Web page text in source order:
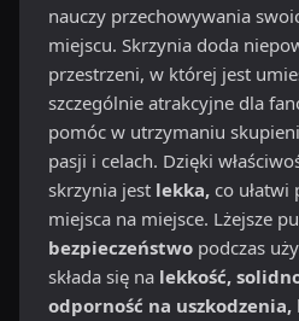
nauczy przechowywania
miejscu. Skrzynia doda
przestrzeni, w której jest
szczególnie atrakcyjne dla
pomóc w utrzymaniu
pasji i celach. Dzięki
skrzynia jest lekka, co ułatwi
miejsca na miejsce. Lżejsze
bezpieczeństwo podczas
składa się na lekkość,
odporność na uszkodzenia,